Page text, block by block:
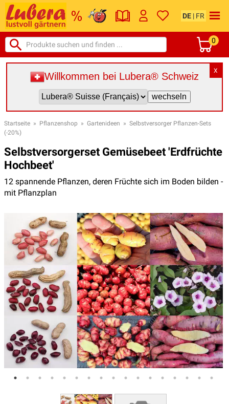
DE | FR
0
X
Willkommen bei Lubera® Schweiz
Startseite » Pflanzenshop » Gartenideen » Selbstversorger Pflanzen-Sets
(-20%)
Selbstversorgerset Gemüsebeet 'Erdfrüchte
Hochbeet'
12 spannende Pflanzen, deren Früchte sich im Boden bilden -
mit Pflanzplan